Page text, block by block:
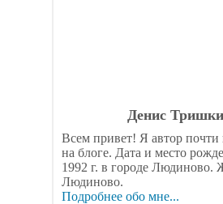
Денис
Всем привет! Я автор почти
на блоге. Дата и место
1992 г. в городе Людиново.
Людиново.
Подробнее обо мне...